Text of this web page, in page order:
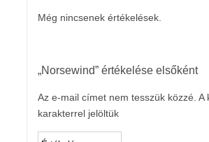
Még nincsenek értékelések.
„Norsewind” értékelése elsőként
Az e-mail címet nem tesszük közzé. A
karakterrel jelöltük